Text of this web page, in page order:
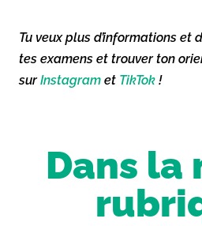
Tu veux plus d’informations et
tes examens et trouver ton
surInstagram et TikTok !
Dans la